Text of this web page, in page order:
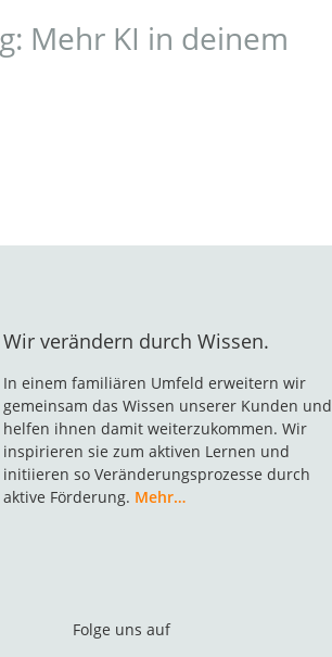
Mehr KI in deinem
Wir verändern durch Wissen.
In einem familiären Umfeld erweitern wir
gemeinsam das Wissen unserer Kunden und
helfen ihnen damit weiterzukommen. Wir
inspirieren sie zum aktiven Lernen und
initiieren so Veränderungsprozesse durch
aktive Förderung. Mehr…
Folge uns auf